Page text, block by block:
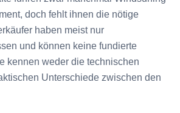
doch fehlt ihnen die nötige
haben meist nur
und können keine fundierte
kennen weder die technischen
Unterschiede zwischen den